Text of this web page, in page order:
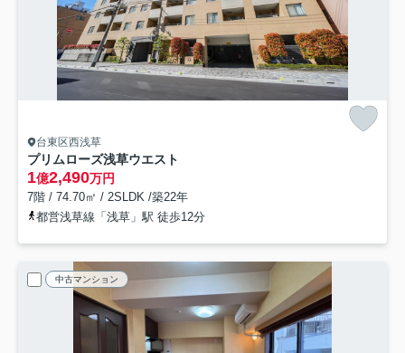
台東区西浅草
プリムローズ浅草ウエスト
1億2,490万円
7階 / 74.70㎡ / 2SLDK /築22年
都営浅草線「浅草」駅 徒歩12分
中古マンション